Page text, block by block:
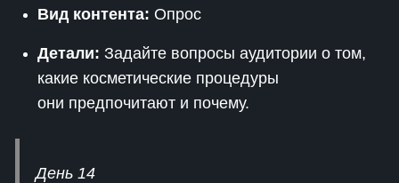
Вид контента: Опрос
Детали: Задайте вопросы аудитории о том,
какие косметические процедуры
они предпочитают и почему.
День 14